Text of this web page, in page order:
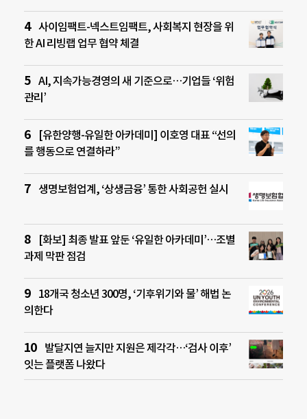
사이임팩트-넥스트임팩트, 사회복지 현장을 위
한 AI 리빙랩 업무 협약 체결
AI, 지속가능경영의 새 기준으로…기업들 ‘위험
관리’
[유한양행-유일한 아카데미] 이호영 대표 “선의
를 행동으로 연결하라”
생명보험업계, ‘상생금융’ 통한 사회공헌 실시
[화보] 최종 발표 앞둔 ‘유일한 아카데미’…조별
과제 막판 점검
18개국 청소년 300명, ‘기후위기와 물’ 해법 논
의한다
발달지연 늘지만 지원은 제각각…‘검사 이후’
잇는 플랫폼 나왔다